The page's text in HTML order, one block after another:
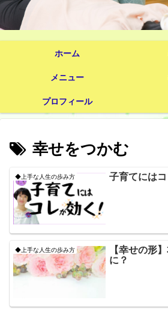
ホーム
メニュー
プロフィール
幸せをつかむ
◆上手な人生の歩み方 子育てには
◆上手な人生の歩み方 【幸せの形
に？